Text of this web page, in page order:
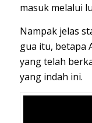
masuk melalui
Nampak jelas
gua itu, betapa
yang telah
yang indah ini.